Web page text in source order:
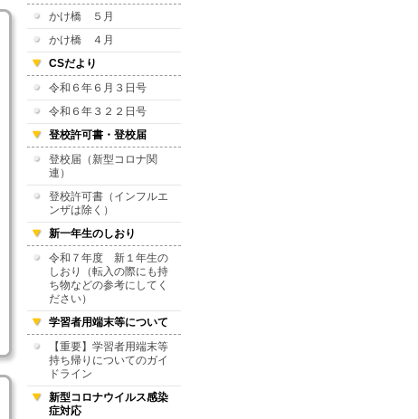
かけ橋 ５月
かけ橋 ４月
CSだより
令和６年６月３日号
令和６年３２２日号
登校許可書・登校届
登校届（新型コロナ関
連）
登校許可書（インフルエ
ンザは除く）
新一年生のしおり
令和７年度 新１年生の
しおり（転入の際にも持
ち物などの参考にしてく
ださい）
学習者用端末等について
【重要】学習者用端末等
持ち帰りについてのガイ
ドライン
新型コロナウイルス感染
症対応